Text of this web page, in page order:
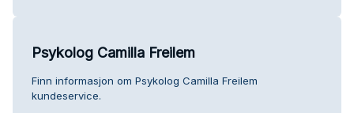
Psykolog Camilla Freilem
Finn informasjon om Psykolog Camilla Freilem
kundeservice.